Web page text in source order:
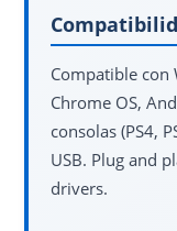
Compatible con
Chrome OS,
consolas (PS4,
USB. Plug and
drivers.